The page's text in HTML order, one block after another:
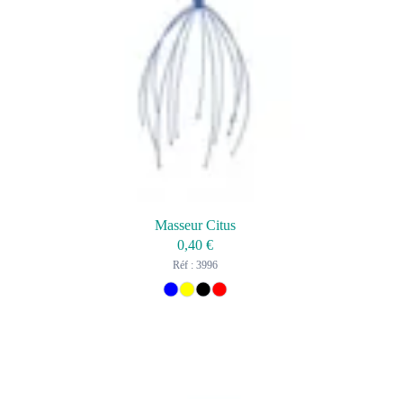
Masseur Citus
0,40€
Réf : 3996